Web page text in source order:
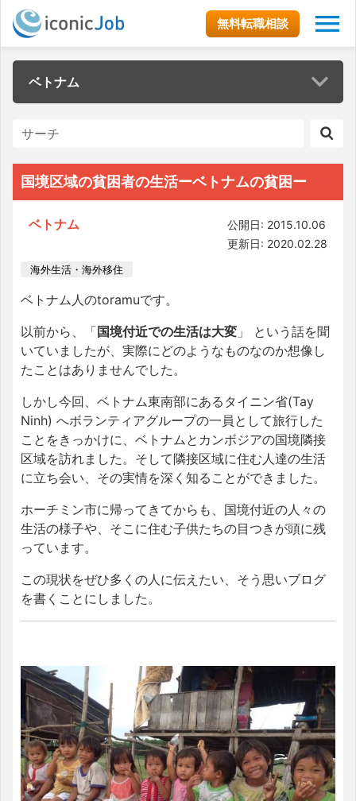
無料転職相談
ベトナム
国境区域の貧困者の生活ーベトナムの貧困ー
ベトナム
公開日: 2015.10.06
更新日: 2020.02.28
海外生活・海外移住
ベトナム人のtoramuです。
以前から、「 国境付近での生活は大変 」 という話を聞
いていましたが、実際にどのようなものなのか想像し
たことはありませんでした。
しかし今回、ベトナム東南部にあるタイニン省(Tay
Ninh) へボランティアグループの一員として旅行した
ことをきっかけに、ベトナムとカンボジアの国境隣接
区域を訪れました。そして隣接区域に住む人達の生活
に立ち会い、その実情を深く知ることができました。
ホーチミン市に帰ってきてからも、国境付近の人々の
生活の様子や、そこに住む子供たちの目つきが頭に残
っています。
この現状をぜひ多くの人に伝えたい、そう思いブログ
を書くことにしました。